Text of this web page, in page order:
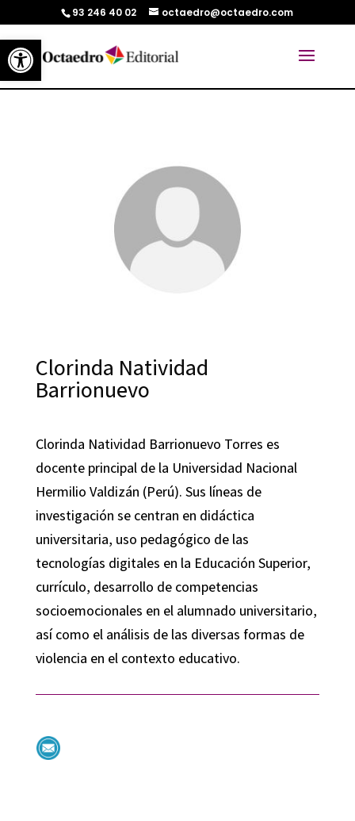
Abrir barra de herramientas
93 246 40 02 octaedro@octaedro.com
Clorinda Natividad
Barrionuevo
Clorinda Natividad Barrionuevo Torres es
docente principal de la Universidad Nacional
Hermilio Valdizán (Perú). Sus líneas de
investigación se centran en didáctica
universitaria, uso pedagógico de las
tecnologías digitales en la Educación Superior,
currículo, desarrollo de competencias
socioemocionales en el alumnado universitario,
así como el análisis de las diversas formas de
violencia en el contexto educativo.